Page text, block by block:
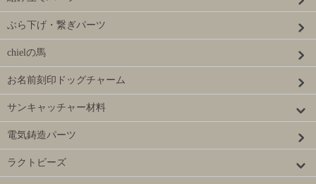
ぶら下げ・繋ぎパーツ
chielの馬
お名前刻印ドッグチャーム
サンキャッチャー材料
電気鋳造パーツ
ラクトビーズ